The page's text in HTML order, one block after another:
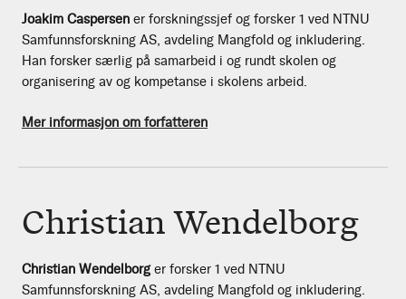
Joakim Caspersen er forskningssjef og forsker 1 ved NTNU
Samfunnsforskning AS, avdeling Mangfold og inkludering.
Han forsker særlig på samarbeid i og rundt skolen og
organisering av og kompetanse i skolens arbeid.
Mer informasjon om forfatteren
Christian Wendelborg
Christian Wendelborger forsker 1 ved NTNU
Samfunnsforskning AS, avdeling Mangfold og inkludering.